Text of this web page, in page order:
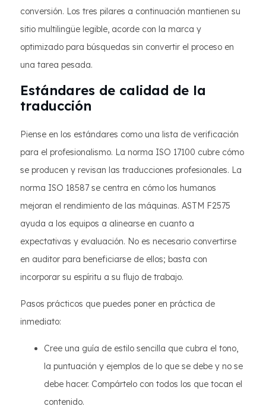
conversión. Los tres pilares a continuación mantienen su
sitio multilingüe legible, acorde con la marca y
optimizado para búsquedas sin convertir el proceso en
una tarea pesada.
Estándares de calidad de la
traducción
Piense en los estándares como una lista de verificación
para el profesionalismo. La norma ISO 17100 cubre cómo
se producen y revisan las traducciones profesionales. La
norma ISO 18587 se centra en cómo los humanos
mejoran el rendimiento de las máquinas. ASTM F2575
ayuda a los equipos a alinearse en cuanto a
expectativas y evaluación. No es necesario convertirse
en auditor para beneficiarse de ellos; basta con
incorporar su espíritu a su flujo de trabajo.
Pasos prácticos que puedes poner en práctica de
inmediato:
Cree una guía de estilo sencilla que cubra el tono,
la puntuación y ejemplos de lo que se debe y no se
debe hacer. Compártelo con todos los que tocan el
contenido.